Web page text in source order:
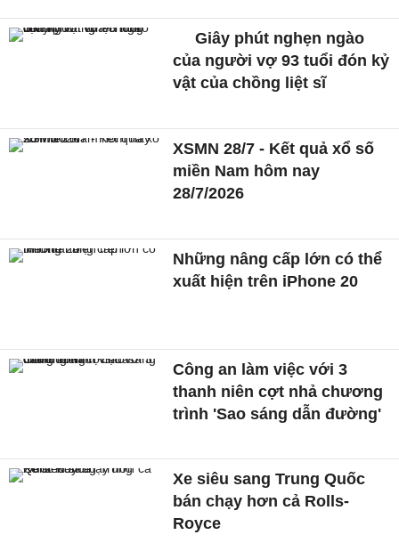
Giây phút nghẹn ngào
của người vợ 93 tuổi đón kỷ
vật của chồng liệt sĩ
XSMN 28/7 - Kết quả xổ số
miền Nam hôm nay
28/7/2026
Những nâng cấp lớn có thể
xuất hiện trên iPhone 20
Công an làm việc với 3
thanh niên cợt nhả chương
trình 'Sao sáng dẫn đường'
Xe siêu sang Trung Quốc
bán chạy hơn cả Rolls-
Royce